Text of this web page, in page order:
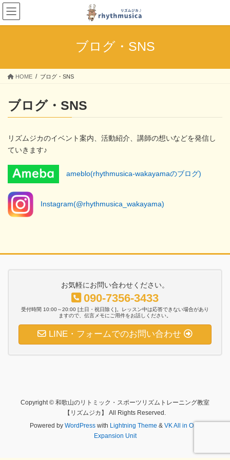
コ
ン
テ
ス
ナ
ビ
ゲ
ン
ブログ・SNS
HOME ブログ・SNS
ブログ・SNS
リズムジカのイベント案内、活動紹介、講師の想いなどを発信し
ていきます♪
ameblo(rhythmusica-wakayamaのブログ)
Instagram(@rhythmusica_wakayama)
お気軽にお問い合わせください。
090-7356-3433
受付時間 10:00～20:00 [土日・祝日除く]。レッスン中は応答できない場合があり
ますので、伝言メモにご用件をお話しください。
LINE・フォームでのお問い合わせ
Copyright © 和歌山のリトミック・スポーツリズムトレーニング教室
【リズムジカ】 All Rights Reserved.
Powered by WordPresswith Lightning Theme & VK All in One
Expansion Unit